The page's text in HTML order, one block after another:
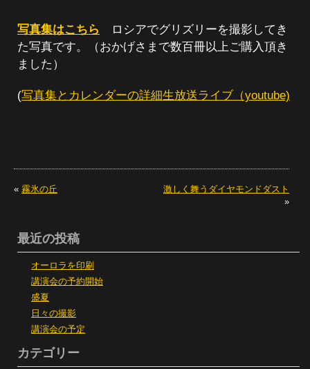
写真集はこちら
ロシアでグリズリーを撮影してき
た写真です。（おかげさまで数百冊以上ご購入頂き
ました）
(写真集とカレンダーの詳細生放送ライブ（youtube)
« 霧氷の丘
激しく舞うダイヤモンドダスト
»
最近の投稿
オーロラを印刷
講演会の予約開始
盛夏
日々の撮影
講演会の予定
カテゴリー